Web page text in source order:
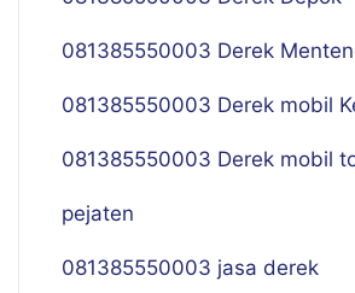
081385550003 Derek
081385550003 Derek mobil
081385550003 Derek mobil
pejaten
081385550003 jasa derek